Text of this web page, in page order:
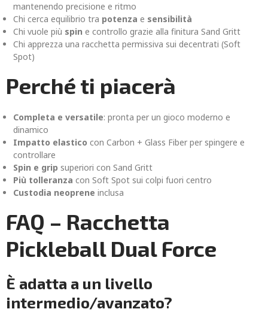
mantenendo precisione e ritmo
Chi cerca equilibrio tra potenza e sensibilità
Chi vuole più spin e controllo grazie alla finitura Sand Gritt
Chi apprezza una racchetta permissiva sui decentrati (Soft
Spot)
Perché ti piacerà
Completa e versatile: pronta per un gioco moderno e
dinamico
Impatto elastico con Carbon + Glass Fiber per spingere e
controllare
Spin e grip superiori con Sand Gritt
Più tolleranza con Soft Spot sui colpi fuori centro
Custodia neoprene inclusa
FAQ – Racchetta
Pickleball Dual Force
È adatta a un livello
intermedio/avanzato?